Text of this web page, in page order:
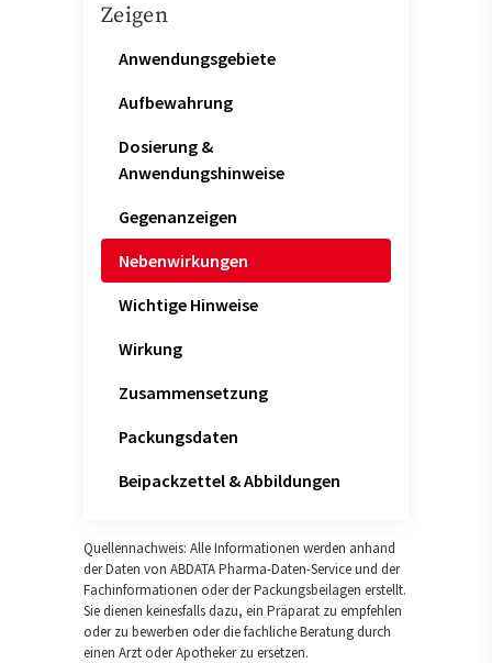
Zeigen
Anwendungsgebiete
Aufbewahrung
Dosierung &
Anwendungshinweise
Gegenanzeigen
Nebenwirkungen
Wichtige Hinweise
Wirkung
Zusammensetzung
Packungsdaten
Beipackzettel & Abbildungen
Quellennachweis: Alle Informationen werden anhand
der Daten von ABDATA Pharma-Daten-Service und der
Fachinformationen oder der Packungsbeilagen erstellt.
Sie dienen keinesfalls dazu, ein Präparat zu empfehlen
oder zu bewerben oder die fachliche Beratung durch
einen Arzt oder Apotheker zu ersetzen.